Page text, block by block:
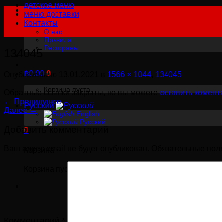
детское меню
меню доставки
Контакты
О нас
Правила
Рестораны
฿0.00 0
Корзина пуста.
Русский
English
Русский
0
134045
Опублековано 1566 × 1044 134045
Обратные ссылки закрыты, но вы можетеоставить
← Предидущее
Далее→
Добавить комментарий